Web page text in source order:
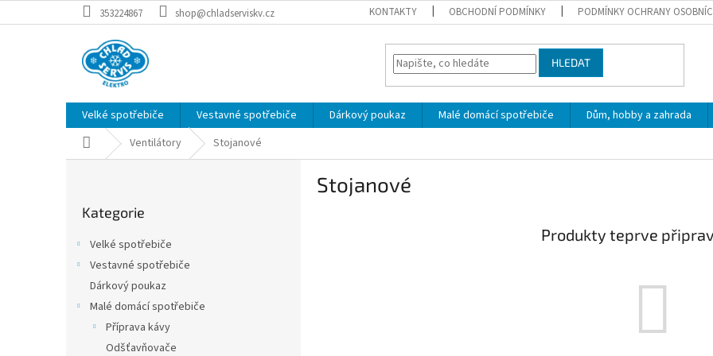
na
353224867 shop@chladserviskv.cz KONTAKTY OBCHODNÍ PODMÍNKY PODMÍNKY OCHRANY
HLEDAT
Velké spotřebiče Vestavné spotřebiče Dárkový poukaz Malé domácí spotřebiče Dům, hobby a zahrada
Domů Ventilátory Stojanové
kategorie
Kategorie
Velké spotřebiče
Vestavné spotřebiče
Dárkový poukaz
Malé domácí spotřebiče
Příprava kávy
Odšťavňovače
Stojanové
Produkty teprve